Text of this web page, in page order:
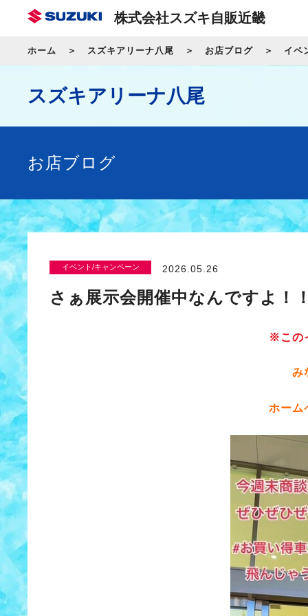
株式会社スズキ自販近畿
ホーム スズキアリーナ八尾 お店ブログ イベ
スズキアリーナ八尾
お店ブログ
イベント/キャンペーン 2026.05.26
さぁ展示会開催中なんですよ！
※この
み
ホーム